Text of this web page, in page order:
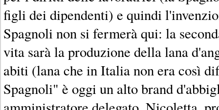
figli dei dipendenti) e quindi
Spagnoli non si fermerà qui: la
vita sarà la produzione della lana
abiti (lana che in Italia non era così
Spagnoli" è oggi un alto brand